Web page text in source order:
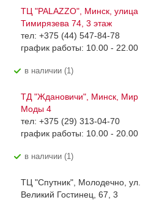
ТЦ "PALAZZO", Минск, улица
Тимирязева 74, 3 этаж
тел: +375 (44) 547-84-78
график работы: 10.00 - 22.00
В наличии (1)
ТД "Ждановичи", Минск, Мир
Моды 4
тел: +375 (29) 313-04-70
график работы: 10.00 - 20.00
В наличии (1)
ТЦ "Спутник", Молодечно, ул.
Великий Гостинец, 67, 3